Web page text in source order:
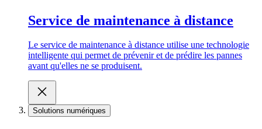
Service de maintenance à distance
Le service de maintenance à distance utilise une technologie
intelligente qui permet de prévenir et de prédire les pannes
avant qu'elles ne se produisent.
Solutions numériques